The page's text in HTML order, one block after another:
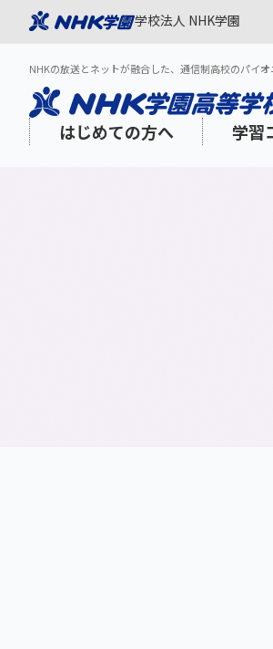
学校法人 NHK学園
NHKの放送とネットが融合した、通信制高校のパイオ
はじめての方へ 学習